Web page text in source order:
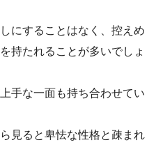
にすることはなく、控えめ
持たれることが多いでしょ
手な一面も持ち合わせてい
見ると卑怯な性格と疎まれ